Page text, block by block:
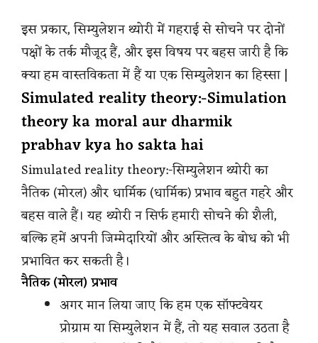
इस प्रकार, सिम्युलेशन थ्योरी में गहराई से सोचने पर दोनों
पक्षों के तर्क मौजूद हैं, और इस विषय पर बहस जारी है कि
क्या हम वास्तविकता में हैं या एक सिम्युलेशन का हिस्सा |
Simulated reality theory:-Simulation
theory ka moral aur dharmik
prabhav kya ho sakta hai
Simulated reality theory:-सिम्युलेशन थ्योरी का
नैतिक (मोरल) और धार्मिक (धार्मिक) प्रभाव बहुत गहरे और
बहस वाले हैं। यह थ्योरी न सिर्फ हमारी सोचने की शैली,
बल्कि हमें अपनी जिम्मेदारियों और अस्तित्व के बोध को भी
प्रभावित कर सकती है।
नैतिक (मोरल) प्रभाव
अगर मान लिया जाए कि हम एक सॉफ्टवेयर
प्रोग्राम या सिम्युलेशन में हैं, तो यह सवाल उठता है